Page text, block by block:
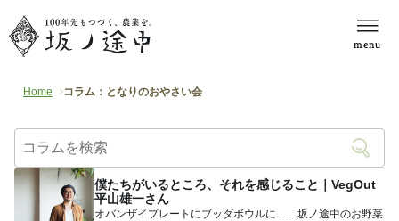
menu
Home コラム：となりのおやさい会
僕たちがいるところ、それを感じること｜VegOut
平山雄一さん
オバンザイプレートにブッダボウルに……坂ノ途中のお野菜